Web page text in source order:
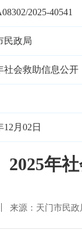
2025-40541
民政局
社会救助信息公开
12月02日
2025年
来源：天门市民政